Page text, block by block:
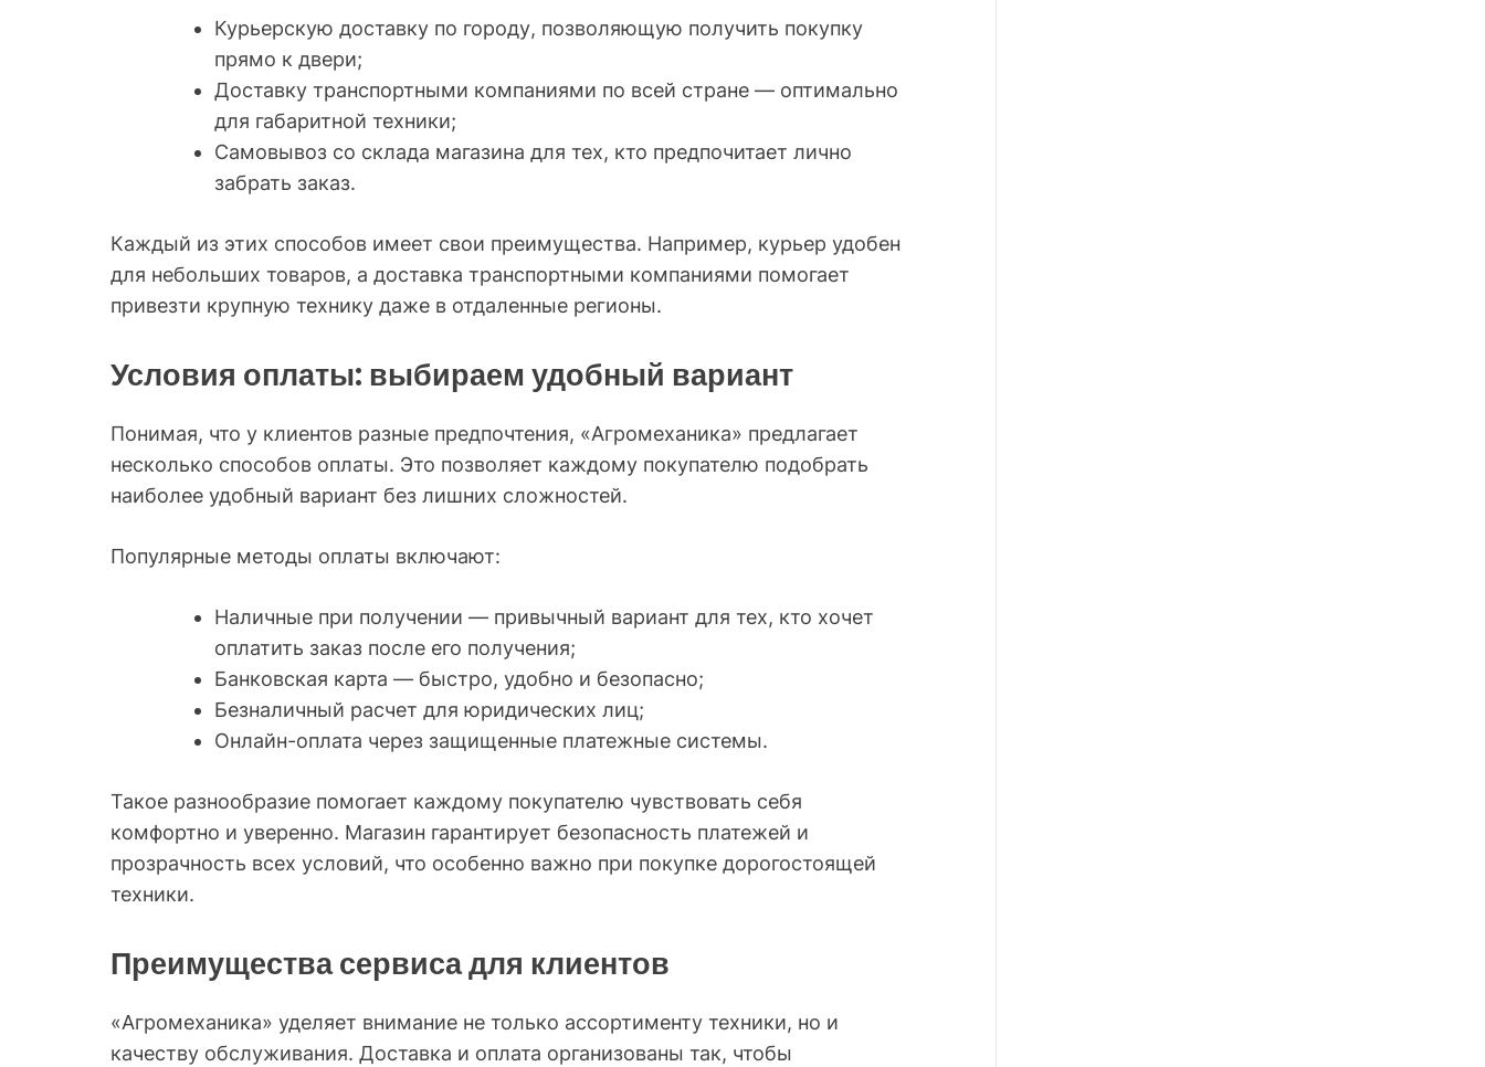
Курьерскую доставку по городу, позволяющую получить покупку
прямо к двери;
Доставку транспортными компаниями по всей стране — оптимально
для габаритной техники;
Самовывоз со склада магазина для тех, кто предпочитает лично
забрать заказ.
Каждый из этих способов имеет свои преимущества. Например, курьер удобен
для небольших товаров, а доставка транспортными компаниями помогает
привезти крупную технику даже в отдаленные регионы.
Условия оплаты: выбираем удобный вариант
Понимая, что у клиентов разные предпочтения, «Агромеханика» предлагает
несколько способов оплаты. Это позволяет каждому покупателю подобрать
наиболее удобный вариант без лишних сложностей.
Популярные методы оплаты включают:
Наличные при получении — привычный вариант для тех, кто хочет
оплатить заказ после его получения;
Банковская карта — быстро, удобно и безопасно;
Безналичный расчет для юридических лиц;
Онлайн-оплата через защищенные платежные системы.
Такое разнообразие помогает каждому покупателю чувствовать себя
комфортно и уверенно. Магазин гарантирует безопасность платежей и
прозрачность всех условий, что особенно важно при покупке дорогостоящей
техники.
Преимущества сервиса для клиентов
«Агромеханика» уделяет внимание не только ассортименту техники, но и
качеству обслуживания. Доставка и оплата организованы так, чтобы